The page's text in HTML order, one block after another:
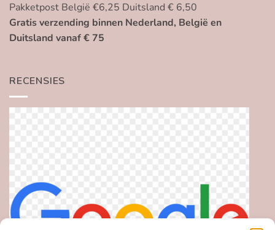
Pakketpost België €6,25 Duitsland € 6,50
Gratis verzending binnen Nederland, België en
Duitsland vanaf € 75
RECENSIES